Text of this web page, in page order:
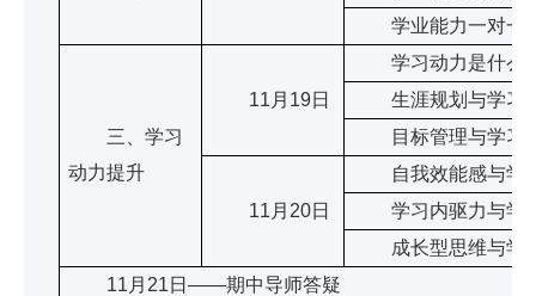
学业能力一对一
三、学习
动力提升
11月19日
学习动力是什么
生涯规划与学习
目标管理与学习
11月20日
自我效能感与学
学习内驱力与学
成长型思维与学
11月21日——期中导师答疑